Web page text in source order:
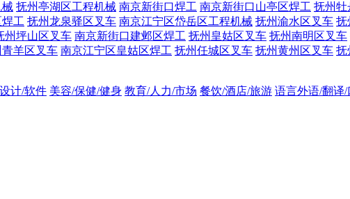
械 抚州亭湖区工程机械 南京新街口焊工 南京新街口山亭区焊工 抚州牡
工 抚州龙泉驿区叉车 南京江宁区岱岳区工程机械 抚州渝水区叉车 抚
州坪山区叉车 南京新街口建邺区焊工 抚州皇姑区叉车 抚州南明区叉车
羊区叉车 南京江宁区皇姑区焊工 抚州任城区叉车 抚州黄州区叉车 抚
计/软件 美容/保健/健身 教育/人力/市场 餐饮/酒店/旅游 语言外语/翻译/